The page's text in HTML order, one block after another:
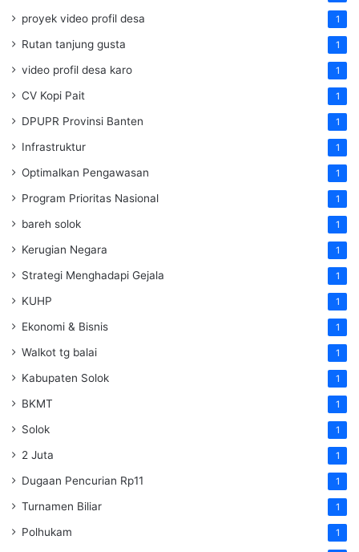
proyek video profil desa 1
Rutan tanjung gusta 1
video profil desa karo 1
CV Kopi Pait 1
DPUPR Provinsi Banten 1
Infrastruktur 1
Optimalkan Pengawasan 1
Program Prioritas Nasional 1
bareh solok 1
Kerugian Negara 1
Strategi Menghadapi Gejala 1
KUHP 1
Ekonomi & Bisnis 1
Walkot tg balai 1
Kabupaten Solok 1
BKMT 1
Solok 1
2 Juta 1
Dugaan Pencurian Rp11 1
Turnamen Biliar 1
Polhukam 1